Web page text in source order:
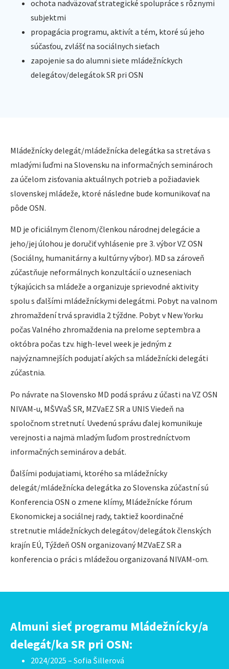
ochota nadväzovať strategické spolupráce s rôznymi
subjektmi
propagácia programu, aktivít a tém, ktoré sú jeho
súčasťou, zvlášť na sociálnych sieťach
zapojenie sa do alumni siete mládežníckych
delegátov/delegátok SR pri OSN
Mládežnícky delegát/mládežnícka delegátka sa stretáva s
mladými ľuďmi na Slovensku na informačných seminároch
za účelom zisťovania aktuálnych potrieb a požiadaviek
slovenskej mládeže, ktoré následne bude komunikovať na
pôde OSN.
MD je oficiálnym členom/členkou národnej delegácie a
jeho/jej úlohou je doručiť vyhlásenie pre 3. výbor VZ OSN
(Sociálny, humanitárny a kultúrny výbor). MD sa zároveň
zúčastňuje neformálnych konzultácií o uzneseniach
týkajúcich sa mládeže a organizuje sprievodné aktivity
spolu s ďalšími mládežníckymi delegátmi. Pobyt na valnom
zhromaždení trvá spravidla 2 týždne. Pobyt v New Yorku
počas Valného zhromaždenia na prelome septembra a
októbra počas tzv. high-level week je jedným z
najvýznamnejších podujatí akých sa mládežnícki delegáti
zúčastnia.
Po návrate na Slovensko MD podá správu z účasti na VZ OSN
NIVAM-u, MŠVVaŠ SR, MZVaEZ SR a UNIS Viedeň na
spoločnom stretnutí. Uvedenú správu ďalej komunikuje
verejnosti a najmä mladým ľuďom prostredníctvom
informačných seminárov a debát.
Ďalšími podujatiami, ktorého sa mládežnícky
delegát/mládežnícka delegátka zo Slovenska zúčastní sú
Konferencia OSN o zmene klímy, Mládežnícke fórum
Ekonomickej a sociálnej rady, taktiež koordinačné
stretnutie mládežníckych delegátov/delegátok členských
krajín EÚ, Týždeň OSN organizovaný MZVaEZ SR a
konferencia o práci s mládežou organizovaná NIVAM-om.
Almuni sieť programu Mládežnícky/a
delegát/ka SR pri OSN:
2024/2025 – Sofia Šillerová